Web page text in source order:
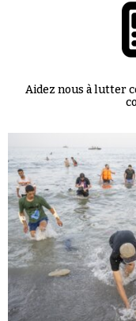
Aidez nous à lutter